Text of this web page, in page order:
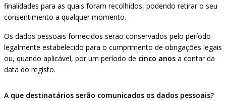
finalidades para as quais foram recolhidos, podendo retirar o seu
consentimento a qualquer momento.
Os dados pessoais fornecidos serão conservados pelo período
legalmente estabelecido para o cumprimento de obrigações legais
ou, quando aplicável, por um período de cinco anos a contar da
data do registo.
A que destinatários serão comunicados os dados pessoais?